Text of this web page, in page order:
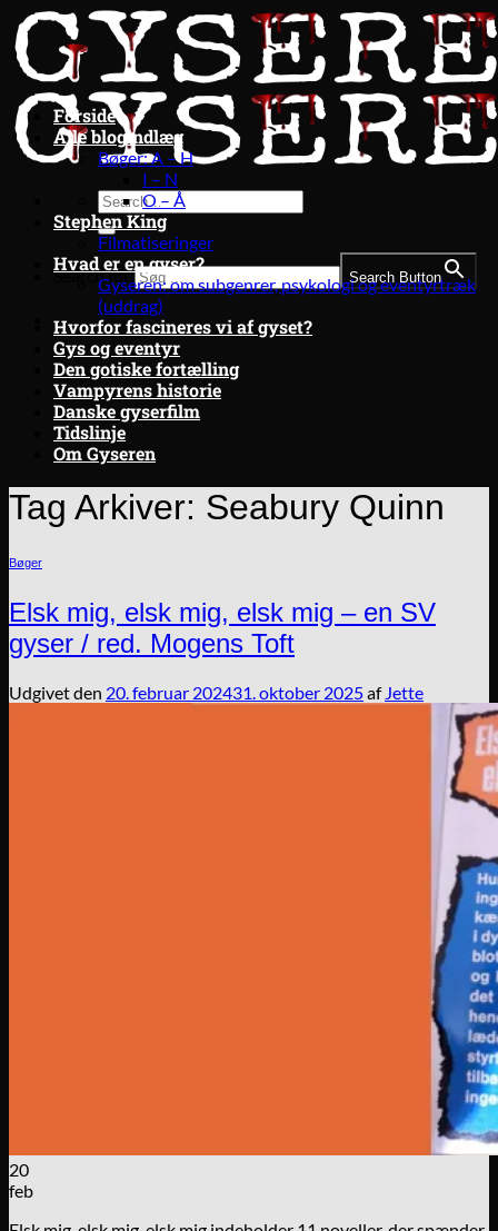
Fortsæt
til
indhold
Search for: Search Button
Forside
Alle blogindlæg
Bøger: A – H
I – N
O – Å
Stephen King
Filmatiseringer
Hvad er en gyser?
Gyseren: om subgenrer, psykologi og eventyrtræk
(uddrag)
Hvorfor fascineres vi af gyset?
Gys og eventyr
Den gotiske fortælling
Vampyrens historie
Danske gyserfilm
Tidslinje
Om Gyseren
Tag Arkiver: Seabury Quinn
Bøger
Elsk mig, elsk mig, elsk mig – en SV
gyser / red. Mogens Toft
Udgivet den 20. februar 202431. oktober 2025af Jette
20
feb